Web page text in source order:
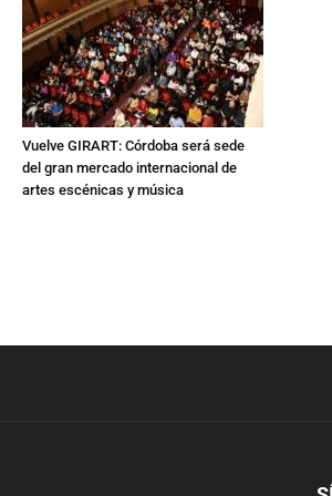
Vuelve GIRART: Córdoba será sede
del gran mercado internacional de
artes escénicas y música